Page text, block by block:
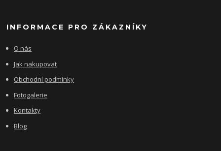
INFORMACE PRO ZÁKAZNÍKY
O nás
Jak nakupovat
Obchodní podmínky
Fotogalerie
Kontakty
Blog